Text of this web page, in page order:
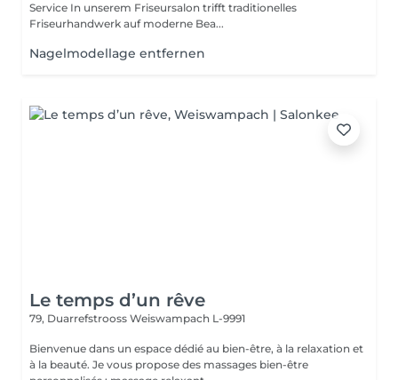
Service In unserem Friseursalon trifft traditionelles
Friseurhandwerk auf moderne Bea...
Nagelmodellage entfernen
Le temps d’un rêve
79, Duarrefstrooss Weiswampach L-9991
Bienvenue dans un espace dédié au bien-être, à la relaxation et
à la beauté. Je vous propose des massages bien-être